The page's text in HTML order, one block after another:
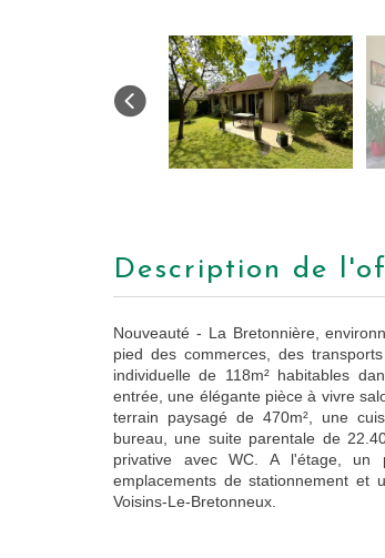
description de
Nouveauté - La Bretonnière,
pied des commerces, des
individuelle de 118m² habitables
entrée, une élégante pièce à vivre
terrain paysagé de 470m², une
bureau, une suite parentale de
privative avec WC. A l'étage, un
emplacements de stationnement et
Voisins-Le-Bretonneux.